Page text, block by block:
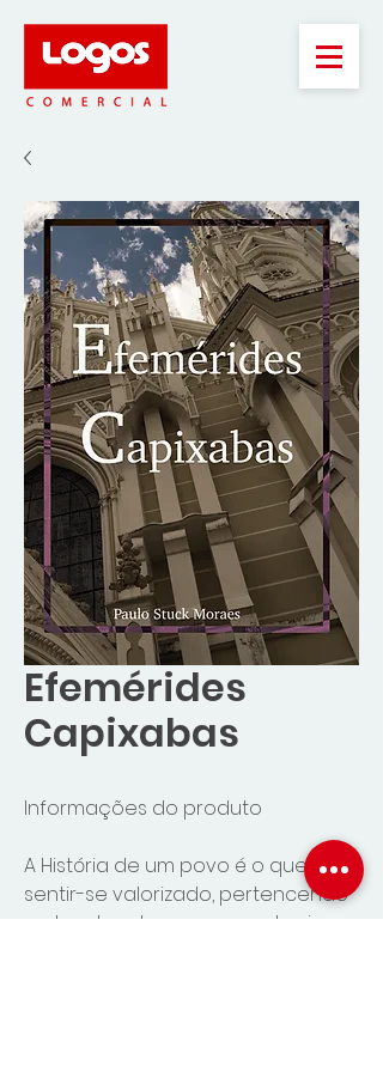
Efemérides
Capixabas
Informações do produto
A História de um povo é o que o faz
sentir-se valorizado, pertencendo
ao local onde nasceu, onde vive,